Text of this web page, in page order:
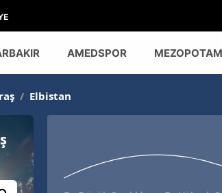
AMEDSPOR
/ Elbistan